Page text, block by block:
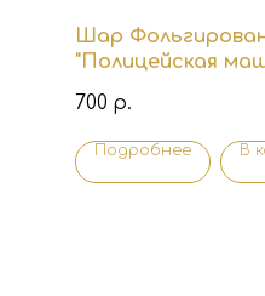
Шар
"Полицейская
700 р.
Подробнее В